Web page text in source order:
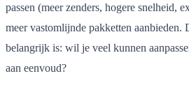
passen (meer zenders, hogere snelheid,
meer vastomlijnde pakketten
belangrijk is: wil je veel kunnen
aan eenvoud?